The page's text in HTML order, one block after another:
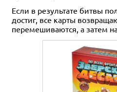
Если в результате битвы
достиг, все карты
перемешиваются, а затем